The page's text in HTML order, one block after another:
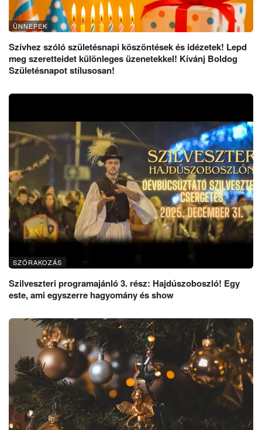
ÜNNEPEK
Szívhez szóló születésnapi köszöntések és idézetek! Lepd
meg szeretteidet különleges üzenetekkel! Kívánj Boldog
Születésnapot stílusosan!
SZÓRAKOZÁS
Szilveszteri programajánló 3. rész: Hajdúszoboszló! Egy
este, ami egyszerre hagyomány és show